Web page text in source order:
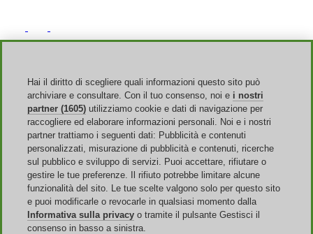
Sito Web
Chi siamo
Pubblicità
Discoup Rewards
Contatti
FAQ
T&C
Hai il diritto di scegliere quali informazioni questo sito può
archiviare e consultare. Con il tuo consenso, noi e i nostri
partner (1605) utilizziamo cookie e dati di navigazione per
raccogliere ed elaborare informazioni personali. Noi e i nostri
partner trattiamo i seguenti dati: Pubblicità e contenuti
personalizzati, misurazione di pubblicità e contenuti, ricerche
sul pubblico e sviluppo di servizi. Puoi accettare, rifiutare o
gestire le tue preferenze. Il rifiuto potrebbe limitare alcune
funzionalità del sito. Le tue scelte valgono solo per questo sito
e puoi modificarle o revocarle in qualsiasi momento dalla
Informativa sulla privacy o tramite il pulsante Gestisci il
consenso in basso a sinistra.